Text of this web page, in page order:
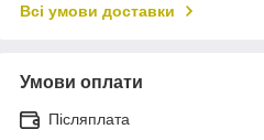
Всі умови доставки
Умови оплати
Післяплата